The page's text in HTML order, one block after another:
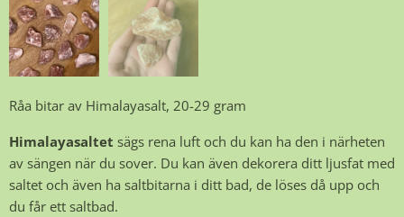
Råa bitar av Himalayasalt, 20-29 gram
Himalayasaltet sägs rena luft och du kan ha den i närheten
av sängen när du sover. Du kan även dekorera ditt ljusfat med
saltet och även ha saltbitarna i ditt bad, de löses då upp och
du får ett saltbad.